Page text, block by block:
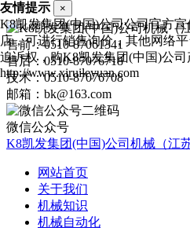
售前：0510-87061341
售后：0510-87076718
技术：0510-87076708
邮箱：bk@163.com
微信公众号
K8凯发集团(中国)公司机械（江
网站首页
关于我们
机械知识
机械自动化
友情提示 ×
K8凯发集团(中国)公司公司官方
店，可进行销售询价，其他网络
追诉权，购K8凯发集团(中国)公司
http://www.xiruileyuan.com